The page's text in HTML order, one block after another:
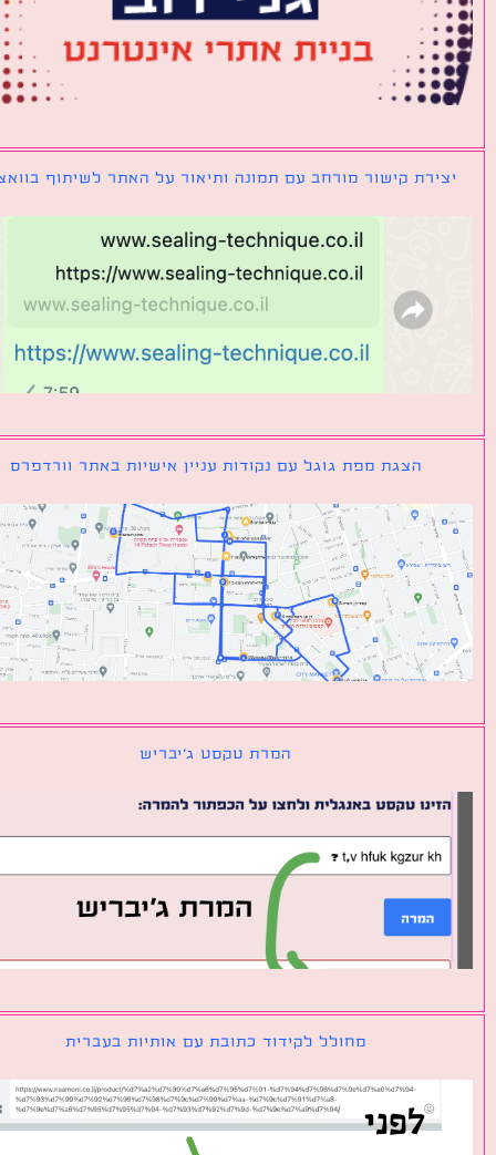
קישור מורחב עם תמונה ותיאור על האתר לשיתוף בוואצאפ
הצגת מפת גוגל עם נקודות עניין אישיות באתר וורדפרס
המרת טקסט ג׳יבריש
מחולל לקידוד כתובת עם אותיות בעברית